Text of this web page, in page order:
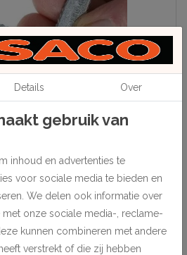
in de uitsparing van de hanger past,
te hangen. Compleet met 2
16 mm
Details Over
gebruik van
inhoud en advertenties te
voor sociale media te bieden en
We delen ook informatie over
onze sociale media-, reclame-
kunnen combineren met andere
verstrekt of die zij hebben